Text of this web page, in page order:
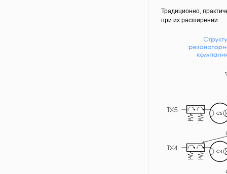
Традиционно,
при их расширении.